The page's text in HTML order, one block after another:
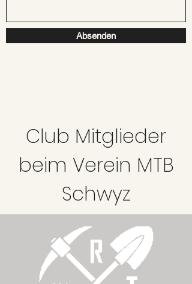
Absenden
Club Mitglieder
beim Verein MTB
Schwyz